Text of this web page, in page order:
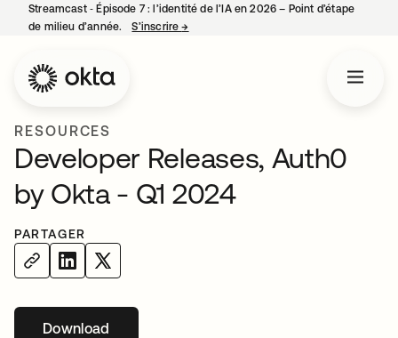
Streamcast ‑ Épisode 7 : l’identité de l’IA en 2026 – Point d’étape
de milieu d’année.
S’inscrire→
RESOURCES
Developer Releases, Auth0
by Okta - Q1 2024
PARTAGER
Downloads’ouvre dans un nouvel onglet